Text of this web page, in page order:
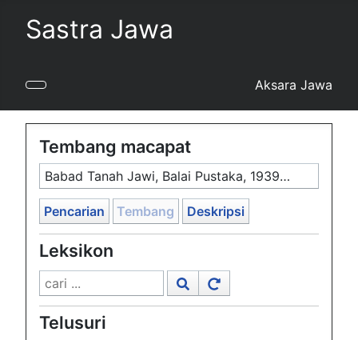
Sastra Jawa
Aksara Jawa
Tembang macapat
Babad Tanah Jawi, Balai Pustaka, 1939–41, #1024
Pencarian Tembang Deskripsi
Leksikon
Telusuri